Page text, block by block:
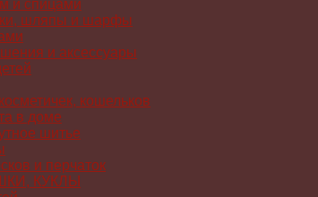
и спицами
шляпы и шарфы
и аксессуары
кошельков
в доме
шитье
и перчаток
КУКЛЫ